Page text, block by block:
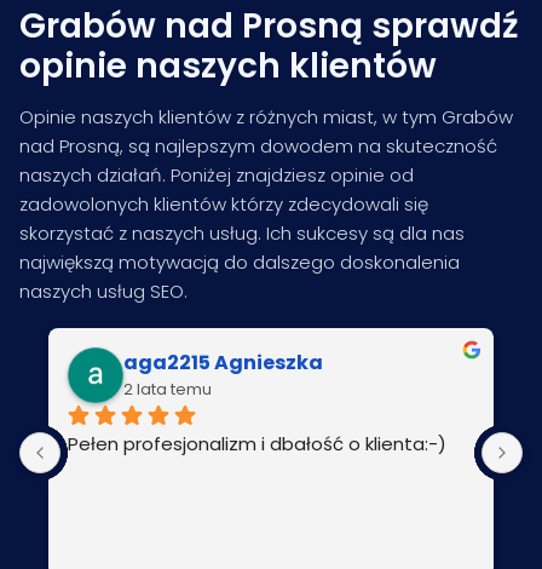
Grabów nad Prosną sprawdź
opinie naszych klientów
Opinie naszych klientów z różnych miast, w tym Grabów
nad Prosną, są najlepszym dowodem na skuteczność
naszych działań. Poniżej znajdziesz opinie od
zadowolonych klientów którzy zdecydowali się
skorzystać z naszych usług. Ich sukcesy są dla nas
największą motywacją do dalszego doskonalenia
naszych usług SEO.
aga2215 Agnieszka
2 lata temu
Pełen profesjonalizm i dbałość o klienta:-)